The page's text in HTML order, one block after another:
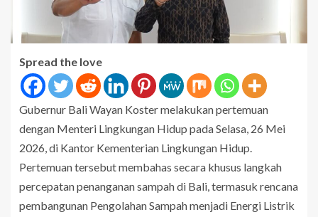
Spread the love
Gubernur Bali Wayan Koster melakukan pertemuan
dengan Menteri Lingkungan Hidup pada Selasa, 26 Mei
2026, di Kantor Kementerian Lingkungan Hidup.
Pertemuan tersebut membahas secara khusus langkah
percepatan penanganan sampah di Bali, termasuk rencana
pembangunan Pengolahan Sampah menjadi Energi Listrik